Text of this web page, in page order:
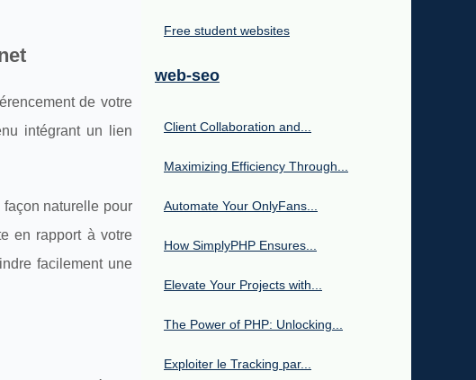
de votre
intégrant un lien
naturelle pour
en rapport à votre
facilement une
Free student websites
web-seo
Client Collaboration and...
Maximizing Efficiency Through...
Automate Your OnlyFans...
How SimplyPHP Ensures...
Elevate Your Projects with...
The Power of PHP: Unlocking...
Exploiter le Tracking par...